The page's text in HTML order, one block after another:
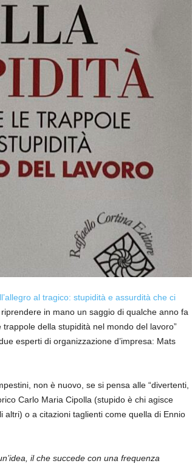
al tragico: stupidità e assurdità che ci
in mano un saggio di qualche anno fa
della stupidità nel mondo del lavoro”
esperti di organizzazione d’impresa: Mats
non è nuovo, se si pensa alle “divertenti,
Carlo Maria Cipolla (stupido è chi agisce
o a citazioni taglienti come quella di Ennio
il che succede con una frequenza